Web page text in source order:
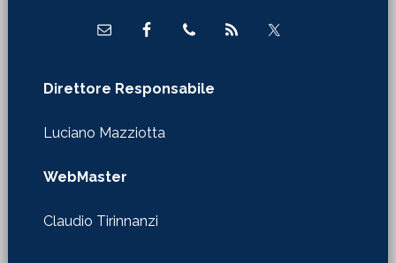
Direttore Responsabile
Luciano Mazziotta
WebMaster
Claudio Tirinnanzi